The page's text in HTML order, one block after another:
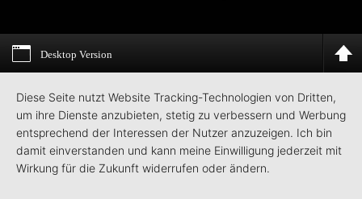
Desktop Version
Diese Seite nutzt Website Tracking-Technologien von Dritten,
um ihre Dienste anzubieten, stetig zu verbessern und Werbung
entsprechend der Interessen der Nutzer anzuzeigen. Ich bin
damit einverstanden und kann meine Einwilligung jederzeit mit
Wirkung für die Zukunft widerrufen oder ändern.